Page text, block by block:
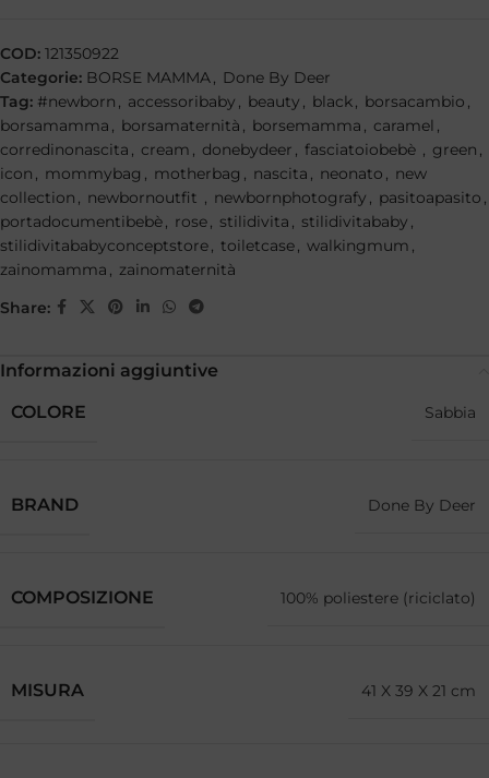
COD: 121350922
Categorie: BORSE MAMMA, Done By Deer
Tag: #newborn , accessoribaby , beauty , black, borsacambio ,
borsamamma , borsamaternità , borsemamma , caramel ,
corredinonascita , cream , donebydeer , fasciatoiobebè , green ,
icon , mommybag , motherbag , nascita , neonato , new
collection , newbornoutfit , newbornphotografy , pasitoapasito ,
portadocumentibebè, rose, stilidivita , stilidivitababy ,
stilidivitababyconceptstore, toiletcase, walkingmum ,
zainomamma , zainomaternità
Share:
Informazioni aggiuntive
COLORE
Sabbia
BRAND Done By Deer
COMPOSIZIONE 100% poliestere (riciclato)
MISURA 41 X 39 X 21 cm